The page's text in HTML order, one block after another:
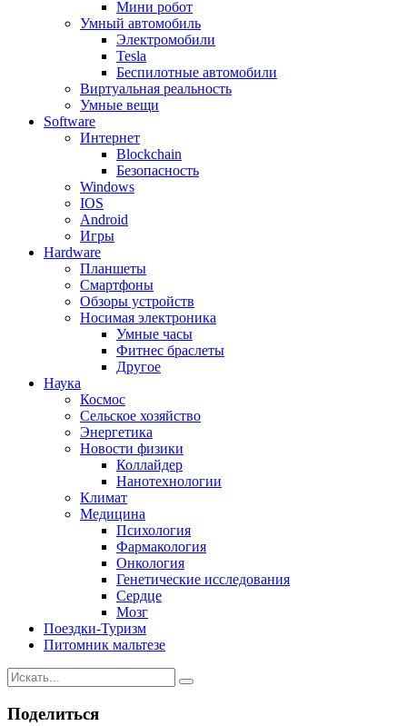
Мини робот
Умный автомобиль
Электромобили
Tesla
Беспилотные автомобили
Виртуальная реальность
Умные вещи
Software
Интернет
Blockchain
Безопасность
Windows
IOS
Android
Игры
Hardware
Планшеты
Смартфоны
Обзоры устройств
Носимая электроника
Умные часы
Фитнес браслеты
Другое
Наука
Космос
Сельское хозяйство
Энергетика
Новости физики
Коллайдер
Нанотехнологии
Климат
Медицина
Психология
Фармакология
Онкология
Генетические исследования
Сердце
Мозг
Поездки-Туризм
Питомник мальтезе
Поделиться